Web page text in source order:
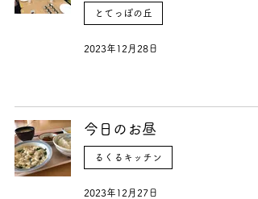
とてっぽの丘
2023年12月28日
今日のお昼
るくるキッチン
2023年12月27日